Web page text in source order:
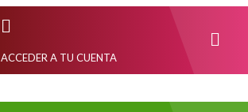
ACCEDER A TU CUENTA